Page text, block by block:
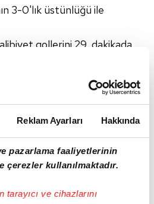
Reklam Ayarları Hakkında
pazarlama faaliyetlerinin
çerezler kullanılmaktadır.
tarayıcı ve cihazlarını
3-0'lık üstünlüğü ile
gollerini 29. dakikada
ve 57. dakikada Denis
E Grubu'nda 3 puana
maçında Belçikaile karşı
iseSlovakyaile